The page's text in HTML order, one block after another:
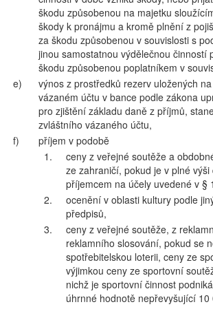
škodu způsobenou na majetku
škody k pronájmu a kromě plnění z
za škodu způsobenou v souvislosti s
jinou samostatnou výdělečnou činností
škodu způsobenou poplatníkem v
e)
výnos z prostředků rezerv uložených
vázaném účtu v bance podle zákona
pro zjištění základu daně z příjmů,
zvláštního vázaného účtu,
f)
příjem v podobě
1.
ceny z veřejné soutěže a
ze zahraničí, pokud je v plné výši
příjemcem na účely uvedené v §
2.
ocenění v oblasti kultury podle
předpisů,
3.
ceny z veřejné soutěže, z
reklamního slosování, pokud se
spotřebitelskou loterii, ceny ze
výjimkou ceny ze sportovní
nichž je sportovní činnost
úhrnné hodnotě nepřevyšující 10